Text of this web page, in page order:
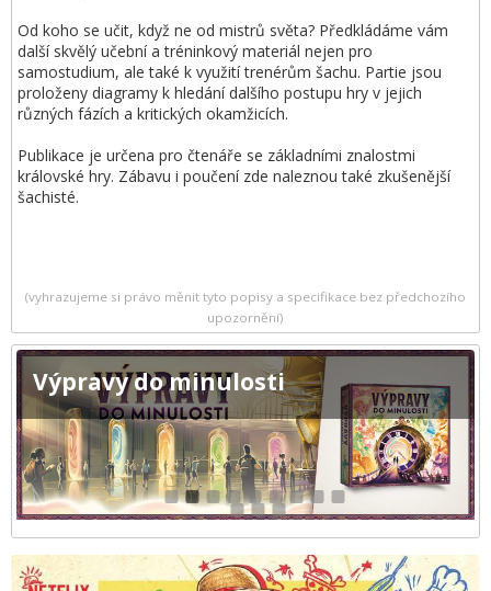
Od koho se učit, když ne od mistrů světa? Předkládáme vám
další skvělý učební a tréninkový materiál nejen pro
samostudium, ale také k využití trenérům šachu. Partie jsou
proloženy diagramy k hledání dalšího postupu hry v jejich
různých fázích a kritických okamžicích.
Publikace je určena pro čtenáře se základními znalostmi
královské hry. Zábavu i poučení zde naleznou také zkušenější
šachisté.
(vyhrazujeme si právo měnit tyto popisy a specifikace bez předchozího
upozornění)
Výpravy do minulosti